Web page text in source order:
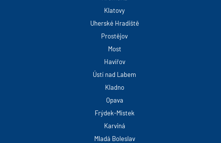
Klatovy
Uherské Hradiště
Prostějov
Most
Havířov
Ústí nad Labem
Kladno
Opava
Frýdek-Místek
Karviná
Mladá Boleslav